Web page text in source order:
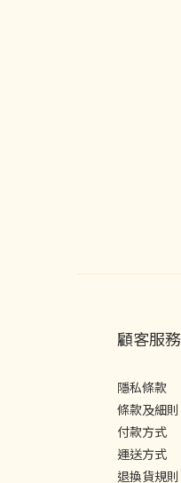
顧客服務
隱私條款
條款及細則
付款方式
運送方式
退換貨規則